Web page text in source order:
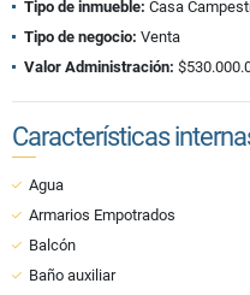
Tipo de inmueble: Casa
Tipo de negocio: Venta
Valor Administración:
Características
Agua
Armarios Empotrados
Balcón
Baño auxiliar